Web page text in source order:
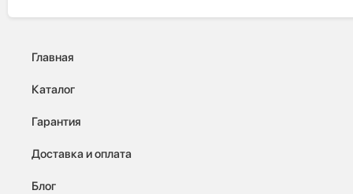
Главная
Каталог
Гарантия
Доставка и оплата
Блог